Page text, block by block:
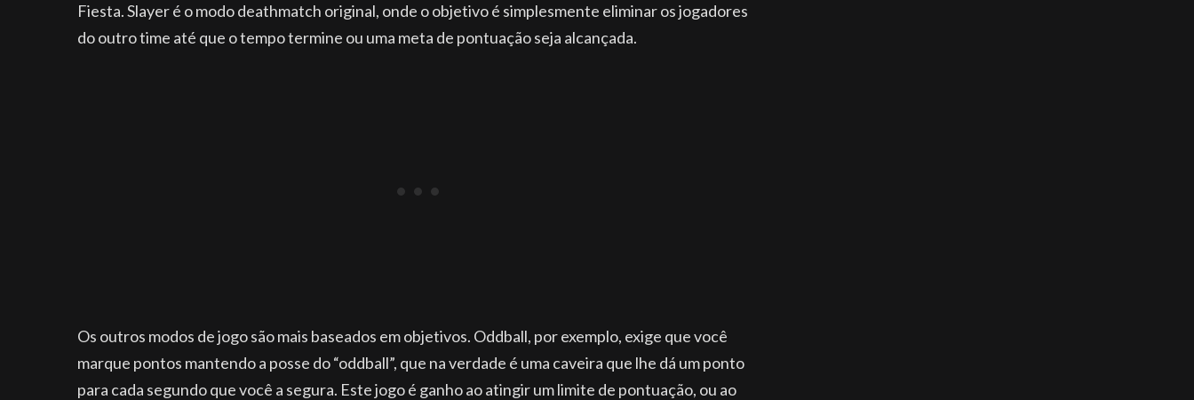
Fiesta. Slayer é o modo deathmatch original, onde o objetivo é simplesmente eliminar os jogadores
do outro time até que o tempo termine ou uma meta de pontuação seja alcançada.
Os outros modos de jogo são mais baseados em objetivos. Oddball, por exemplo, exige que você
marque pontos mantendo a posse do “oddball”, que na verdade é uma caveira que lhe dá um ponto
para cada segundo que você a segura. Este jogo é ganho ao atingir um limite de pontuação, ou ao